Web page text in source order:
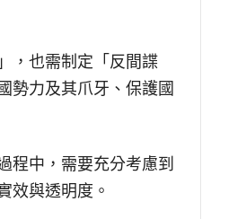
，也需制定「反間諜
勢力及其爪牙、保護國
程中，需要充分考慮到
效與透明度。